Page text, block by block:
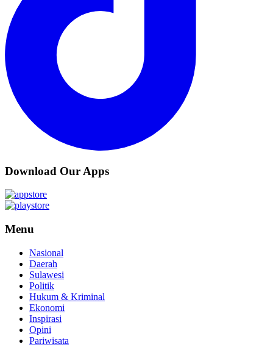
Download Our Apps
Menu
Nasional
Daerah
Sulawesi
Politik
Hukum & Kriminal
Ekonomi
Inspirasi
Opini
Pariwisata